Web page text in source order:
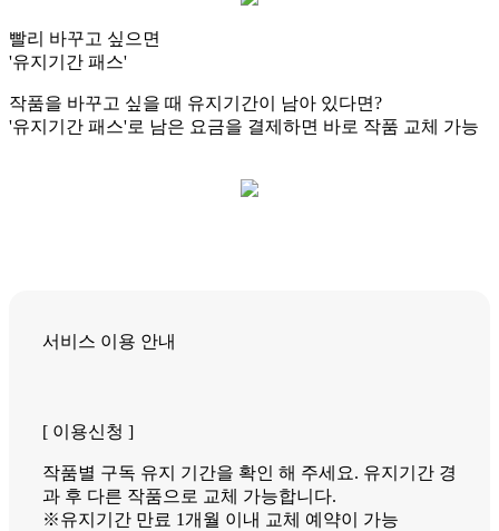
빨리 바꾸고 싶으면
'유지기간 패스'
작품을 바꾸고 싶을 때 유지기간이 남아 있다면?
'유지기간 패스'로 남은 요금을 결제하면 바로 작품 교체 가능
서비스 이용 안내
[ 이용신청 ]
작품별 구독 유지 기간을 확인 해 주세요. 유지기간 경
과 후 다른 작품으로 교체 가능합니다.
※유지기간 만료 1개월 이내 교체 예약이 가능